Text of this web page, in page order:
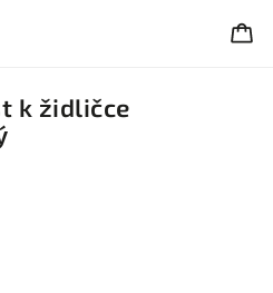
k židličce